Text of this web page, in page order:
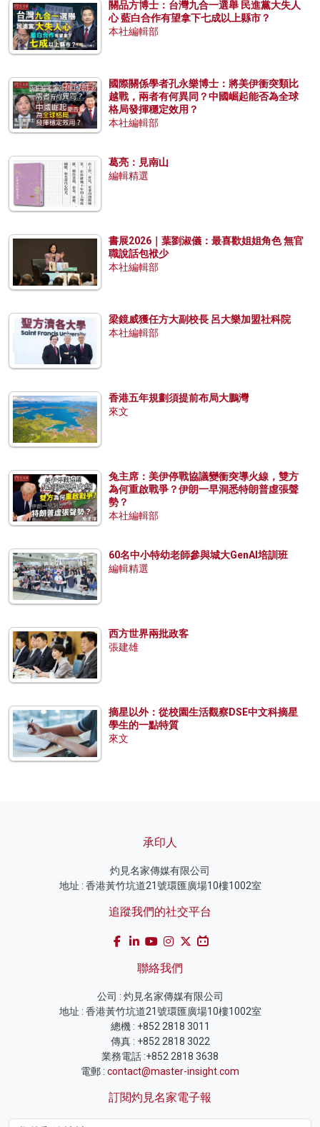
關品方博士：台灣九合一選舉 民進黨大失人
心 藍白合作有望拿下七成以上縣市？
本社編輯部
國際關係學者孔永樂博士：將美伊衝突類比
越戰，兩者有何異同？中國崛起能否為全球
格局發揮穩定效用？
本社編輯部
葛亮：見南山
編輯精選
書展2026｜葉劉淑儀：最喜歡姐姐角色 無官
職說話包袱少
本社編輯部
梁鏡威獲任方大副校長 呂大樂加盟社科院
本社編輯部
香港五年規劃須提前布局大鵬灣
來文
兔主席：美伊停戰協議變衝突導火線，雙方
為何重啟戰爭？伊朗一早洞悉特朗普虛張聲
勢？
本社編輯部
60名中小特幼老師參與城大GenAI培訓班
編輯精選
西方世界兩批政客
張建雄
摘星以外：從校園生活觀察DSE中文科摘星
學生的一點特質
來文
承印人
灼見名家傳媒有限公司
地址 : 香港黃竹坑道21號環匯廣場10樓1002室
追蹤我們的社交平台
聯絡我們
公司 : 灼見名家傳媒有限公司
地址 : 香港黃竹坑道21號環匯廣場10樓1002室
總機 : +852 2818 3011
傳真 : +852 2818 3022
業務電話 :+852 2818 3638
電郵 : contact@master-insight.com
訂閱灼見名家電子報